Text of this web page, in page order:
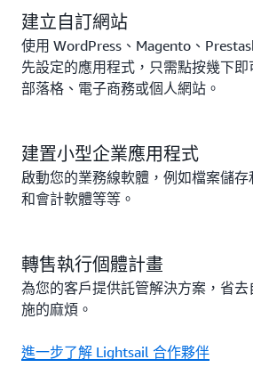
建立自訂網站
使用 WordPress、Magento、
先設定的應用程式，只需點按幾下
部落格、電子商務或個人網站。
建置小型企業應用程式
啟動您的業務線軟體，例如檔案儲
和會計軟體等等。
轉售執行個體計畫
為您的客戶提供託管解決方案，省
施的麻煩。
進一步了解 Lightsail 合作夥伴